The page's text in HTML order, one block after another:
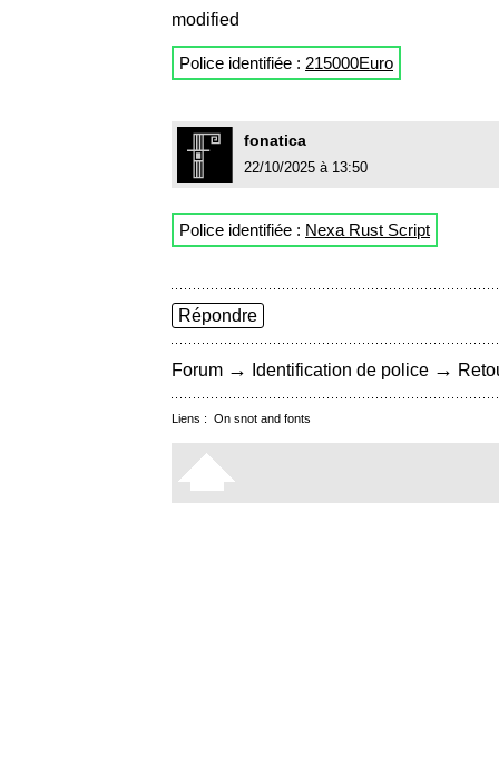
modified
Police identifiée : 215000Euro
fonatica
22/10/2025 à 13:50
Police identifiée : Nexa Rust Script
Répondre
Forum → Identification de police →
Liens : On snot and fonts